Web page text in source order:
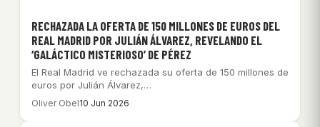
RECHAZADA LA OFERTA DE 150 MILLONES DE EUROS DEL
REAL MADRID POR JULIÁN ÁLVAREZ, REVELANDO EL
‘GALÁCTICO MISTERIOSO’ DE PÉREZ
El Real Madrid ve rechazada su oferta de 150 millones de
euros por Julián Álvarez,…
Oliver Obel10 Jun 2026